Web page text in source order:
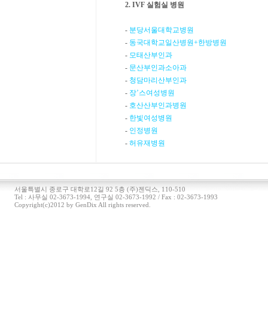
2. IVF 실험실 병원
- 분당서울대학교병원
- 동국대학교일산병원+한방병원
- 모태산부인과
- 문산부인과소아과
- 청담마리산부인과
- 장’스여성병원
- 호산산부인과병원
- 한빛여성병원
- 인정병원
- 허유재병원
서울특별시 종로구 대학로12길 92 5층 (주)젠딕스, 110-510
Tel : 사무실 02-3673-1994, 연구실 02-3673-1992 / Fax : 02-3673-1993
Copyright(c)2012 by GenDix All rights reserved.